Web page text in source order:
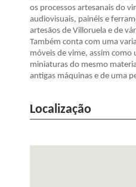
os processos artesanais do
audiovisuais, painéis e
artesãos de Villoruela e de
Também conta com uma
móveis de vime, assim como
miniaturas do mesmo
antigas máquinas e de uma
Localização